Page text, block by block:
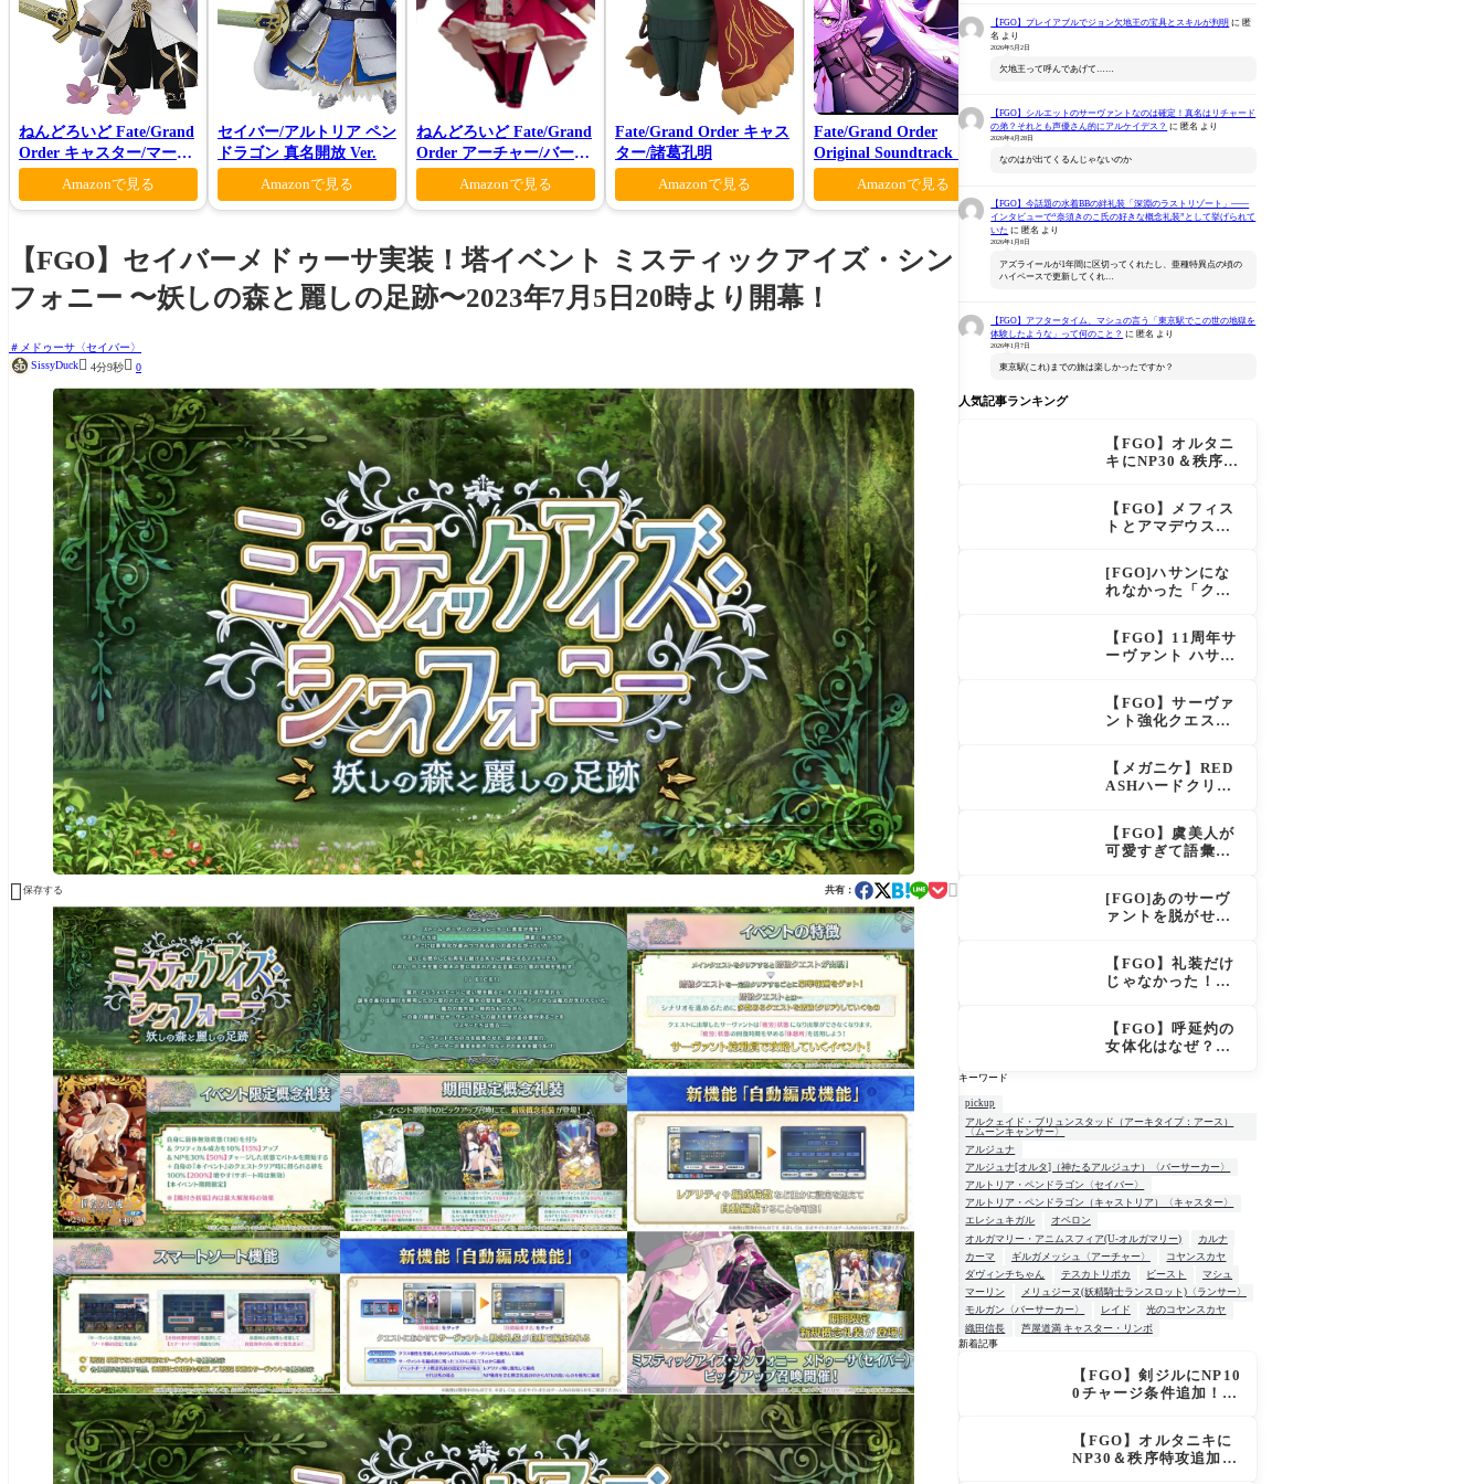
ねんどろいど Fate/Grand
Order キャスター/マーリ
ン 花の魔術師Ver.
Amazonで見る
セイバー/アルトリア ペン
ドラゴン 真名開放 Ver.
Amazonで見る
ねんどろいど Fate/Grand
Order アーチャー/バーヴ
ァン シー
Amazonで見る
Fate/Grand Order キャス
ター/諸葛孔明
Amazonで見る
Fate/Grand Order
Original Soundtrack Ⅶ
Amazonで見る
Fate/Grand Order
Original Soundtrack
ねんどろいどどーる
【FGO】セイバーメドゥーサ実装！塔イベント ミスティックアイズ・シン
フォニー 〜妖しの森と麗しの足跡〜2023年7月5日20時より開幕！
メドゥーサ〈セイバー〉
SissyDuck 4分9秒 0
 保存する 共有： 
【FGO】プレイアブルでジョン欠地王の宝具とスキルが判明 に 匿
名 より
2026年5月2日
欠地王って呼んであげて……
【FGO】シルエットのサーヴァントなのは確定！真名はリチャード
の弟？それとも声優さん的にアルケイデス？ に 匿名 より
2026年4月28日
なのはが出てくるんじゃないのか
【FGO】今話題の水着BBの絆礼装「深淵のラストリゾート」――
インタビューで“奈須きのこ氏の好きな概念礼装”として挙げられて
いた に 匿名 より
2026年1月8日
アズライールが1年間に区切ってくれたし、亜種特異点の頃の
ハイペースで更新してくれ…
【FGO】アフタータイム、マシュの言う「東京駅でこの世の地獄を
体験したような」って何のこと？ に 匿名 より
2026年1月7日
東京駅(これ)までの旅は楽しかったですか？
人気記事ランキング
【FGO】オルタニ
キにNP30＆秩序特
も超強化で「低レ
アとは思えない」
【FGO】メフィス
トとアマデウスが
布＆Arts44％強化
に「最強でワロ
[FGO]ハサンにな
れなかった「クラ
のモブサーヴァン
トのキャラがいい
【FGO】11周年サ
ーヴァント ハサ
ズライール)の性能
と霊基再臨
【FGO】サーヴァ
ント強化クエスト
にNP30追加、ファ
ントムも大幅強化
【メガニケ】RED
ASHハードクリア
ラピとレッドフー
ドの邂逅が明かさ
れる。ラピの正体
フードさん30年寝
てた。【勝利の女
神NIKKE】
【FGO】虞美人が
可愛すぎて語彙力
セン」「メガネよ
い文明」
[FGO]あのサーヴ
ァントを脱がせる
い！
【FGO】礼装だけ
じゃなかった！
ME SKY -JUNE
-」英霊星行イラス
ト＆登場サーヴァ
【FGO】呼延灼の
女体化はなぜ？エ
キーワード
pickup
アルクェイド・ブリュンスタッド（アーキタイプ：アース）
〈ムーンキャンサー〉
アルジュナ
アルジュナ[オルタ]（神たるアルジュナ）〈バーサーカー〉
アルトリア・ペンドラゴン〈セイバー〉
アルトリア・ペンドラゴン（キャストリア）〈キャスター〉
エレシュキガル
オベロン
オルガマリー・アニムスフィア(U-オルガマリー)
カルナ
カーマ
ギルガメッシュ〈アーチャー〉
コヤンスカヤ
ダヴィンチちゃん
テスカトリポカ ビースト
マシュ
マーリン
メリュジーヌ(妖精騎士ランスロット)〈ランサー〉
モルガン〈バーサーカー〉
レイド
光のコヤンスカヤ
織田信長
芦屋道満 キャスター・リンボ
新着記事
【FGO】剣ジルにNP10
0チャージ条件追加！術
【FGO】オルタニキに
NP30＆秩序特攻追加で